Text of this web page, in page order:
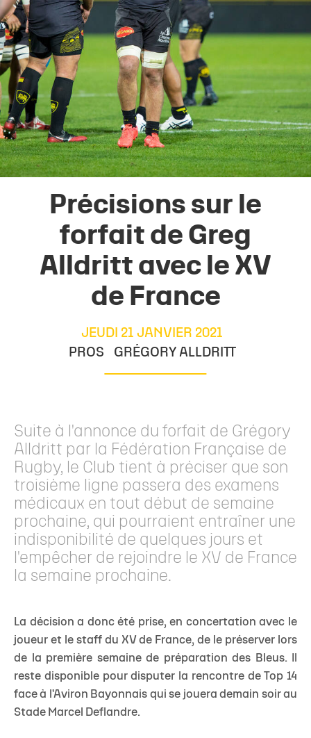
Précisions sur le
forfait de Greg
Alldritt avec le XV
de France
JEUDI 21 JANVIER 2021
PROS
GRÉGORY ALLDRITT
Suite à l'annonce du forfait de Grégory
Alldritt par la Fédération Française de
Rugby, le Club tient à préciser que son
troisième ligne passera des examens
médicaux en tout début de semaine
prochaine, qui pourraient entraîner une
indisponibilité de quelques jours et
l'empêcher de rejoindre le XV de France
la semaine prochaine.
La décision a donc été prise, en concertation avec le
joueur et le staff du XV de France, de le préserver lors
de la première semaine de préparation des Bleus. Il
reste disponible pour disputer la rencontre de Top 14
face à l'Aviron Bayonnais qui se jouera demain soir au
Stade Marcel Deflandre.